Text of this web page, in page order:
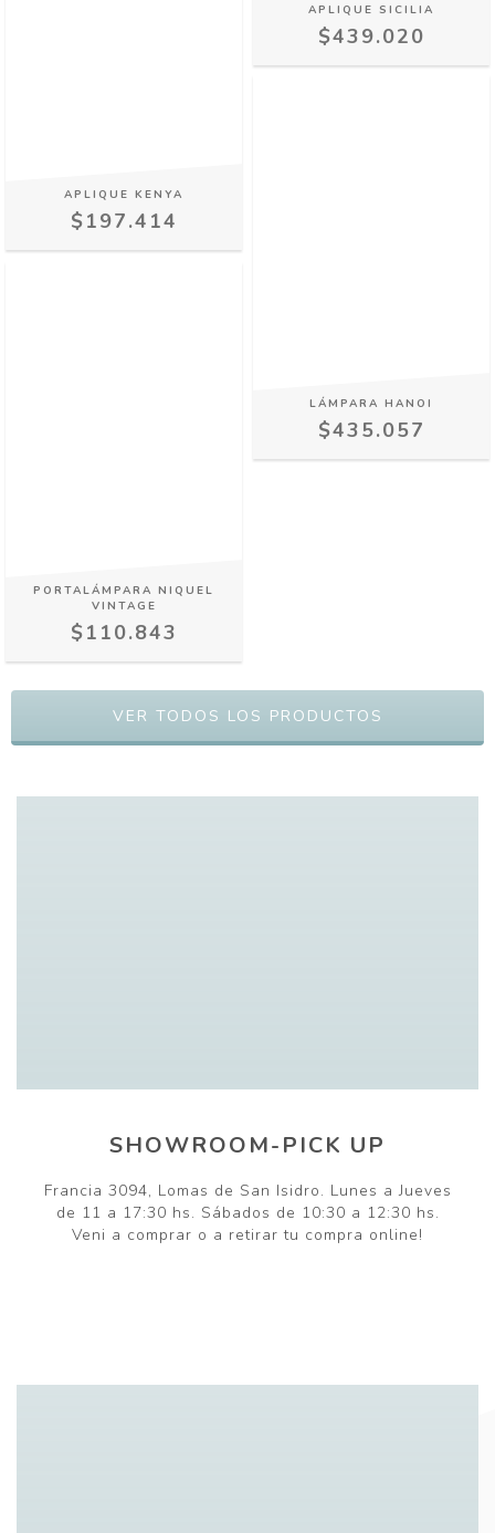
APLIQUE KENYA
$197.414
APLIQUE SICILIA
$439.020
PORTALÁMPARA NIQUEL
VINTAGE
$110.843
LÁMPARA HANOI
$435.057
VER TODOS LOS PRODUCTOS
SHOWROOM-PICK UP
Francia 3094, Lomas de San Isidro. Lunes a Jueves
de 11 a 17:30 hs. Sábados de 10:30 a 12:30 hs.
Veni a comprar o a retirar tu compra online!